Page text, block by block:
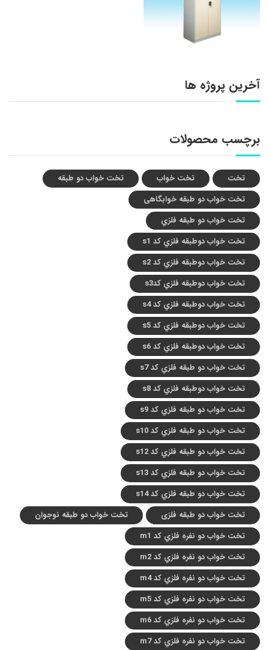
آخرین پروژه ها
برچسب محصولات
تخت تخت خواب
تخت خواب دو طبقه
تخت خواب دو طبقه خوابگاهی
تخت خواب دو طبقه فلزي
تخت خواب دوطبقه فلزي کد s1
تخت خواب دوطبقه فلزي کد s2
تخت خواب دوطبقه فلزي کدs3
تخت خواب دوطبقه فلزي کد s4
تخت خواب دوطبقه فلزي کد s5
تخت خواب دوطبقه فلزي کد s6
تخت خواب دو طبقه فلزي کد s7
تخت خواب دوطبقه فلزي کد s8
تخت خواب دو طبقه فلزي کد s9
تخت خواب دو طبقه فلزي کد s10
تخت خواب دو طبقه فلزي کد s12
تخت خواب دو طبقه فلزي کد s13
تخت خواب دو طبقه فلزي کد s14
تخت خواب دو طبقه فلزی
تخت خواب دو طبقه نوجوان
تخت خواب دو نفره فلزي کد m1
تخت خواب دو نفره فلزي کد m2
تخت خواب دو نفره فلزي کد m4
تخت خواب دو نفره فلزي کد m5
تخت خواب دو نفره فلزي کد m6
تخت خواب دو نفره فلزي کد m7